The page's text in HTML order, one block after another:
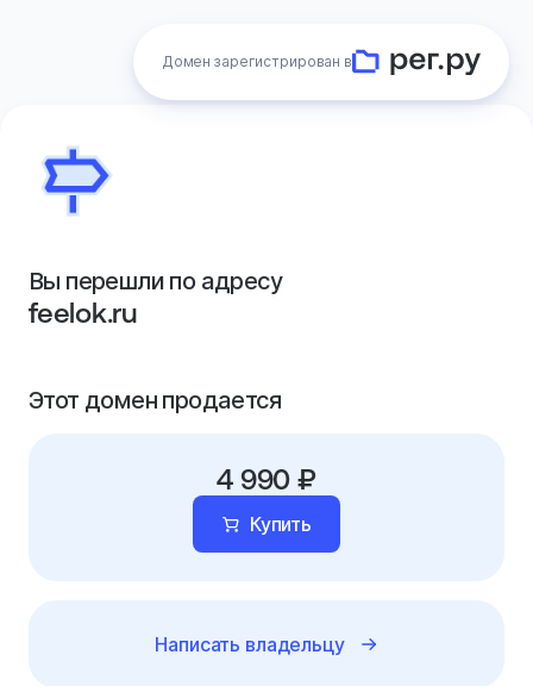
Домен зарегистрирован в
Вы перешли по адресу
feelok.ru
Этот домен продается
4 990 ₽
Купить
Написать владельцу